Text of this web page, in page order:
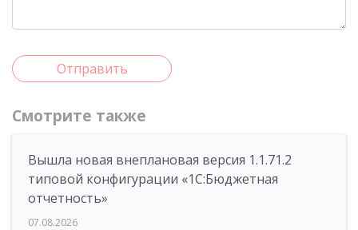
Отправить
Смотрите также
Вышла новая внеплановая версия 1.1.71.2
типовой конфигурации «1C:Бюджетная
отчетность»
07.08.2026